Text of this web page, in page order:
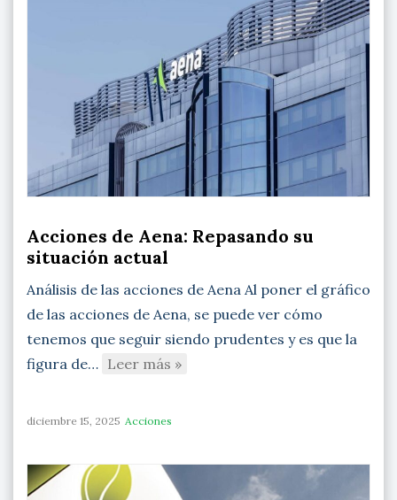
Acciones de Aena: Repasando su
situación actual
Análisis de las acciones de Aena Al poner el gráfico
de las acciones de Aena, se puede ver cómo
tenemos que seguir siendo prudentes y es que la
figura de… Leer más »
diciembre 15, 2025 Acciones